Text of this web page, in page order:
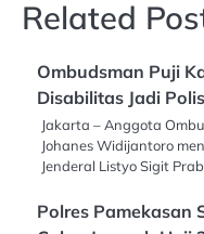
Related
Ombudsman Puji
Disabilitas Jadi
Jakarta – Anggota
Johanes Widijantoro
Jenderal Listyo Sigit
Polres Pamekasan